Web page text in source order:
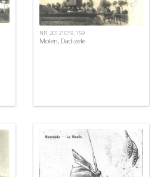
NR_20121019_159
Molen, Dadizele